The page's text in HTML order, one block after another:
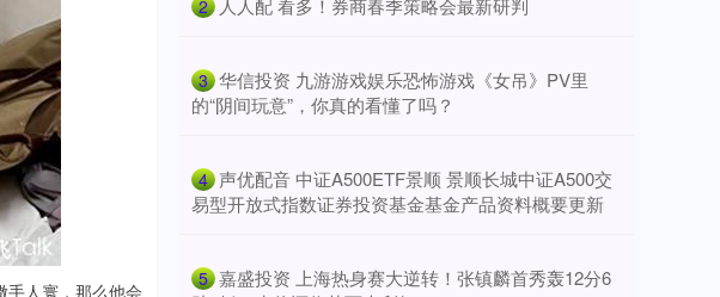
人寰，那么他会
2
3 ​华信投资 九游游戏娱乐恐怖游戏《女吊》PV里
的“阴间玩意”，你真的看懂了吗？
4 ​声优配音 中证A500ETF景顺 景顺长城中证A500交
易型开放式指数证券投资基金基金产品资料概要更新
5 ​嘉盛投资 上海热身赛大逆转！张镇麟首秀轰12分6